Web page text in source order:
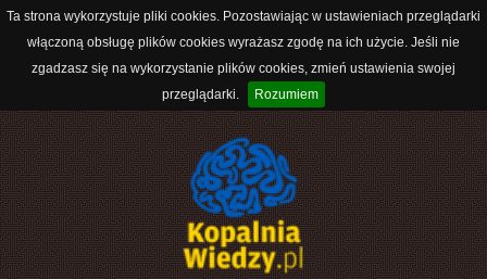
Ta strona wykorzystuje pliki cookies. Pozostawiając w ustawieniach przeglądarki
włączoną obsługę plików cookies wyrażasz zgodę na ich użycie. Jeśli nie
zgadzasz się na wykorzystanie plików cookies, zmień ustawienia swojej
przeglądarki.
Rozumiem